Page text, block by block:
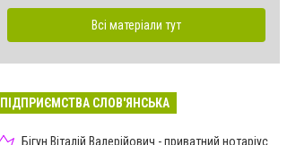
Всі матеріали тут
ПІДПРИЄМСТВА СЛОВ'ЯНСЬКА
Бігун Віталій Валерійович - приватний нотаріус